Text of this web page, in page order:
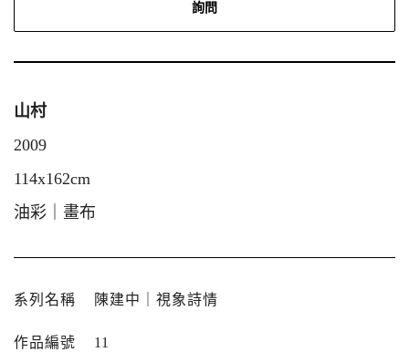
詢問
山村
2009
114x162cm
油彩｜畫布
系列名稱 陳建中｜視象詩情
作品編號 11